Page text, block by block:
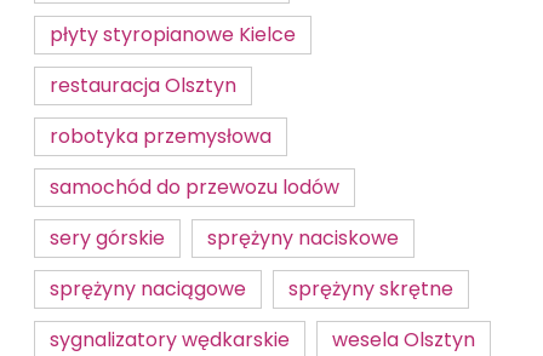
płyty styropianowe Kielce
restauracja Olsztyn
robotyka przemysłowa
samochód do przewozu lodów
sery górskie
sprężyny naciskowe
sprężyny naciągowe
sprężyny skrętne
sygnalizatory wędkarskie
wesela Olsztyn